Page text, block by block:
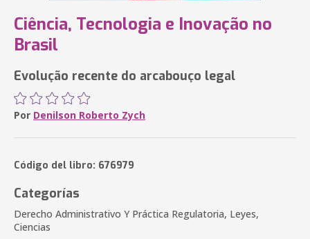
Ciência, Tecnologia e Inovação no
Brasil
Evolução recente do arcabouço legal
Por Denilson Roberto Zych
Código del libro: 676979
Categorías
Derecho Administrativo Y Práctica Regulatoria, Leyes,
Ciencias